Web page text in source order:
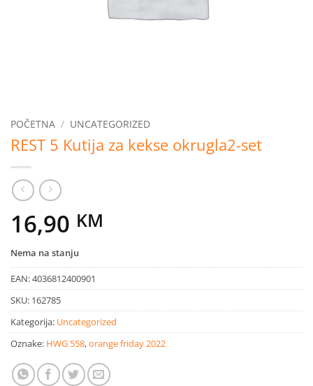
POČETNA / UNCATEGORIZED
REST 5 Kutija za kekse okrugla2-set
16,90 KM
Nema na stanju
EAN:4036812400901
SKU: 162785
Kategorija: Uncategorized
Oznake: HWG 558,orange friday 2022